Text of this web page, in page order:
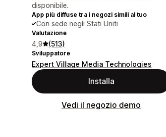
disponibile.
App più diffuse tra i negozi simili al tuo
Con sede negli Stati Uniti
Valutazione
4,9 (513)
Sviluppatore
Expert Village Media Technologies
Installa
Vedi il negozio demo